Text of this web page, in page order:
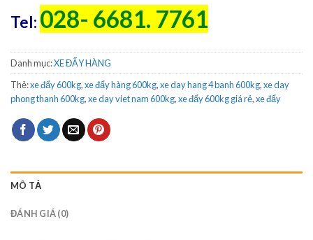
Tel: 028- 6681. 7761
Danh mục:XE ĐẨY HÀNG
Thẻ:xe đẩy 600kg,xe đẩy hàng 600kg,xe day hang 4 banh 600kg,xe day
phong thanh 600kg,xe day viet nam 600kg,xe đẩy 600kg giá rẻ,xe đẩy
MÔ TẢ
ĐÁNH GIÁ (0)